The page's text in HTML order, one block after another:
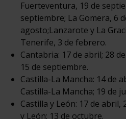
Fuerteventura, 19 de
septiembre; La Gomera, 6
agosto;Lanzarote y La
Tenerife, 3 de febrero.
Cantabria: 17 de abril; 28
15 de septiembre.
Castilla-La Mancha: 14 de
Castilla-La Mancha; 19 de
Castilla y León: 17 de abril,
y León; 13 de octubre.